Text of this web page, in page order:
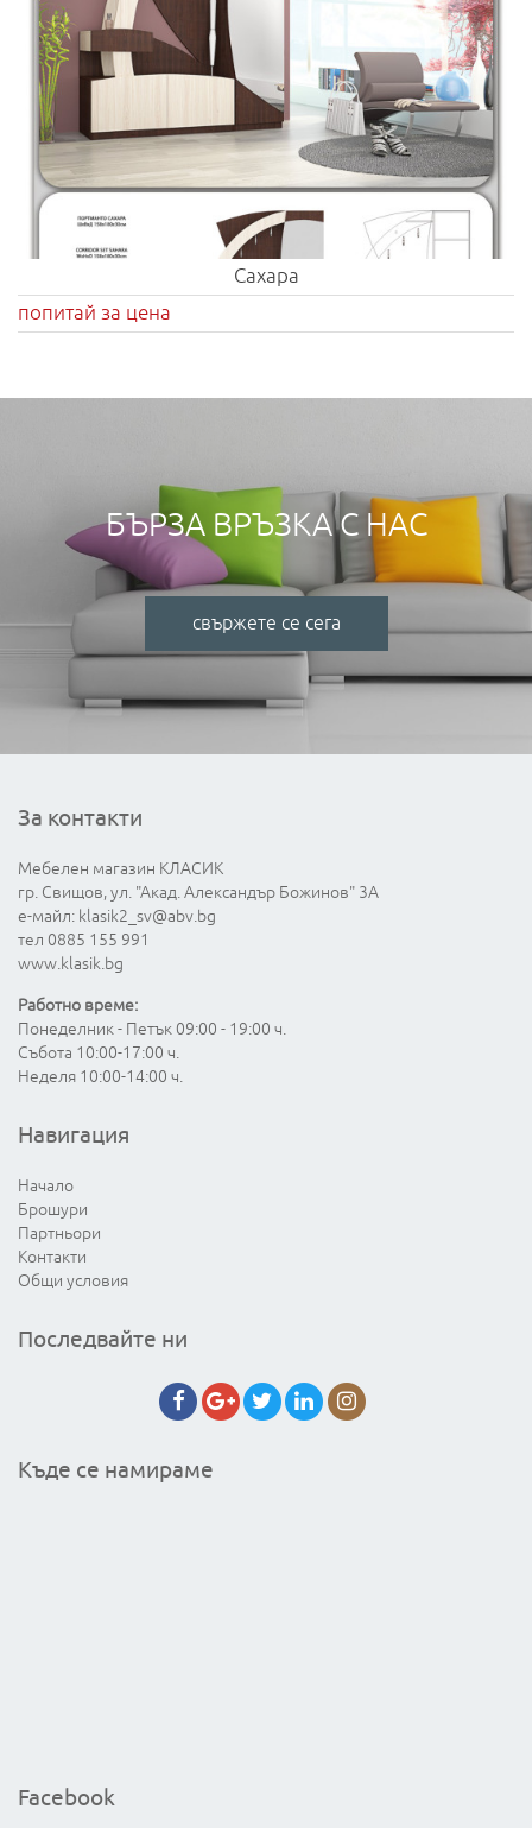
Сахара
попитай за цена
БЪРЗА ВРЪЗКА С НАС
свържете се сега
За контакти
Мебелен магазин КЛАСИК
гр. Свищов, ул. "Акад. Александър Божинов" 3А
е-майл: klasik2_sv@abv.bg
тел 0885 155 991
www.klasik.bg
Работно време:
Понеделник - Петък 09:00 - 19:00 ч.
Събота 10:00-17:00 ч.
Неделя 10:00-14:00 ч.
Навигация
Начало
Брошури
Партньори
Контакти
Общи условия
Последвайте ни
Къде се намираме
Facebook